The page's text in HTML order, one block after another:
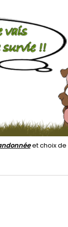
et choix de